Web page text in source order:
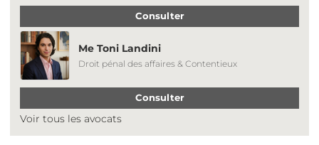
Consulter
Me Toni Landini
Droit pénal des affaires & Contentieux
Consulter
Voir tous les avocats